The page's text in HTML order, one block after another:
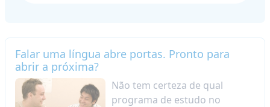
Falar uma língua abre portas. Pronto para
abrir a próxima?
Não tem certeza de qual
programa de estudo no